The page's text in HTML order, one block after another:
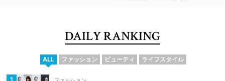
DAILY RANKING
ALL ファッション ビューティ ライフスタイル